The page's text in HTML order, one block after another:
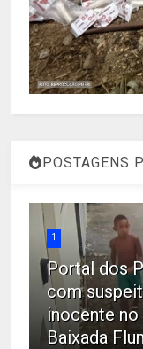
POSTAGENS
1
Portal dos
com
inocente
Baixada